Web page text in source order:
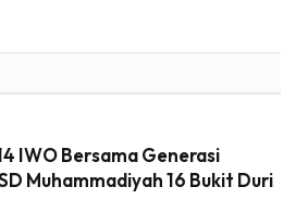
IWO Bersama Generasi
Muhammadiyah 16 Bukit Duri